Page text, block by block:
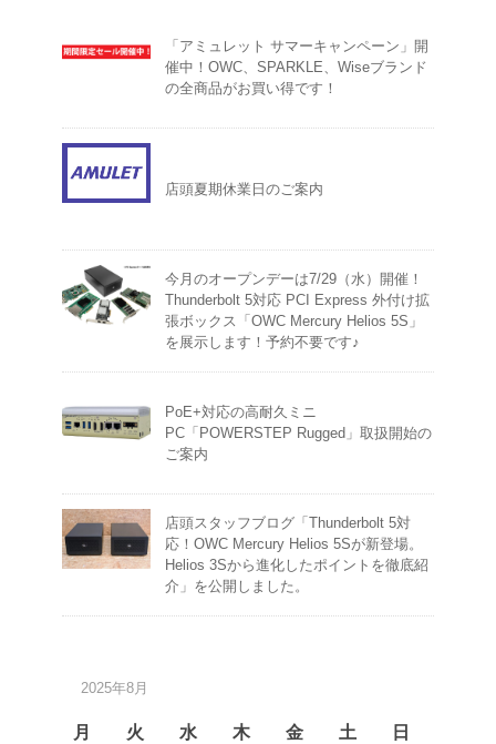
「アミュレット サマーキャンペーン」開
催中！OWC、SPARKLE、Wiseブランド
の全商品がお買い得です！
店頭夏期休業日のご案内
今月のオープンデーは7/29（水）開催！
Thunderbolt 5対応 PCI Express 外付け拡
張ボックス「OWC Mercury Helios 5S」
を展示します！予約不要です♪
PoE+対応の高耐久ミニ
PC「POWERSTEP Rugged」取扱開始の
ご案内
店頭スタッフブログ「Thunderbolt 5対
応！OWC Mercury Helios 5Sが新登場。
Helios 3Sから進化したポイントを徹底紹
介」を公開しました。
2025年8月
月 火 水 木 金 土 日